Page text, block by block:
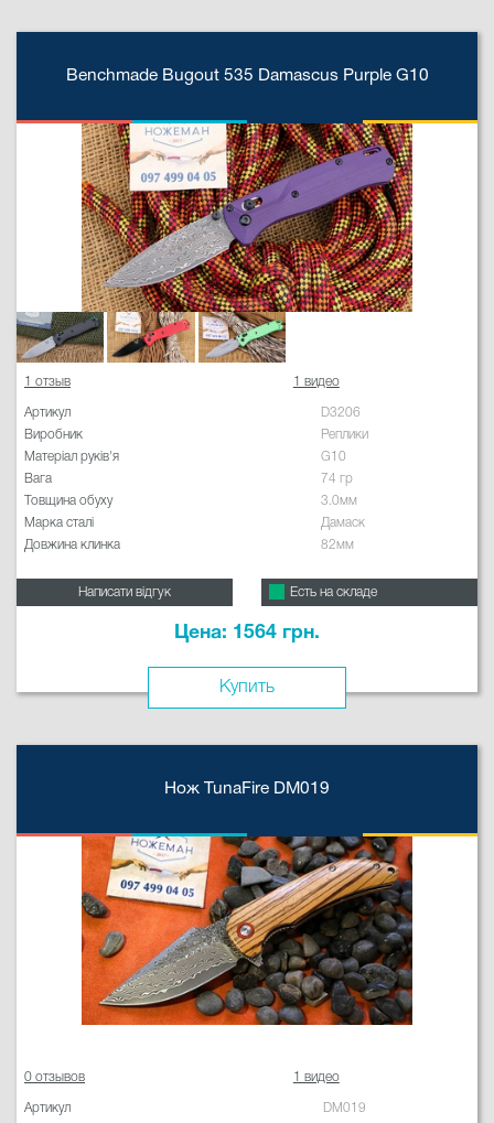
Benchmade Bugout 535 Damascus Purple G10
1 отзыв 1 видео
Артикул
D3206
Виробник
Реплики
Матеріал руків'я
G10
Вага
74 гр
Товщина обуху
3.0мм
Марка сталі
Дамаск
Довжина клинка
82мм
Написати відгук Есть на складе
Цена: 1564 грн.
Купить
Нож TunaFire DM019
0 отзывов 1 видео
Артикул
DM019